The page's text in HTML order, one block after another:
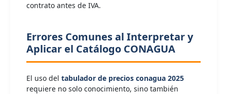
contrato antes de IVA.
Errores Comunes al Interpretar y
Aplicar el Catálogo CONAGUA
El uso del tabulador de precios conagua 2025
requiere no solo conocimiento, sino también